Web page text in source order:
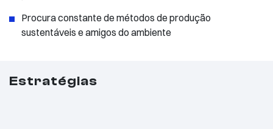
Procura constante de métodos de produção
sustentáveis e amigos do ambiente
Estratégias